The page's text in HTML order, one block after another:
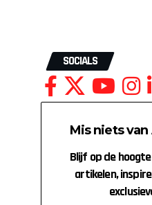
SOCIALS
Mis niets
Blijf op de
artikelen,